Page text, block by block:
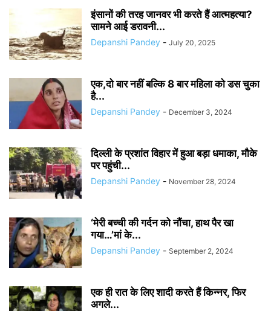
इंसानों की तरह जानवर भी करते हैं आत्महत्या?
सामने आई डरावनी...
Depanshi Pandey - July 20, 2025
एक,दो बार नहीं बल्कि 8 बार महिला को डस चुका
है...
Depanshi Pandey - December 3, 2024
दिल्ली के प्रशांत विहार में हुआ बड़ा धमाका, मौके
पर पहुंची...
Depanshi Pandey - November 28, 2024
‘मेरी बच्ची की गर्दन को नौंचा, हाथ पैर खा
गया…’मां के...
Depanshi Pandey - September 2, 2024
एक ही रात के लिए शादी करते हैं किन्नर, फिर
अगले...